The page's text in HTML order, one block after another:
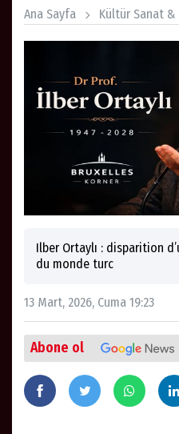
Ana Sayfa Kültür Sanat
Ilber Ortaylı : disparition
du monde turc
13 Mart, 2026, Cuma 19:23
Abone ol